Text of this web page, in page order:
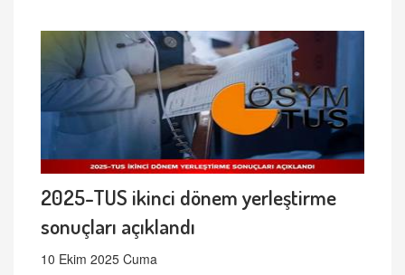
2025-TUS ikinci dönem yerleştirme
sonuçları açıklandı
10 Ekim 2025 Cuma